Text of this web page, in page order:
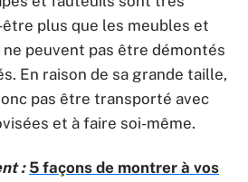
plus que les meubles et
peuvent pas être démontés
En raison de sa grande taille,
pas être transporté avec
et à faire soi-même.
: 5 façons de montrer à vos